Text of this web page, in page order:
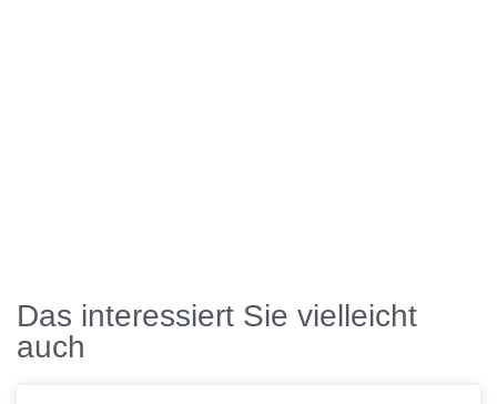
Das interessiert Sie vielleicht
auch